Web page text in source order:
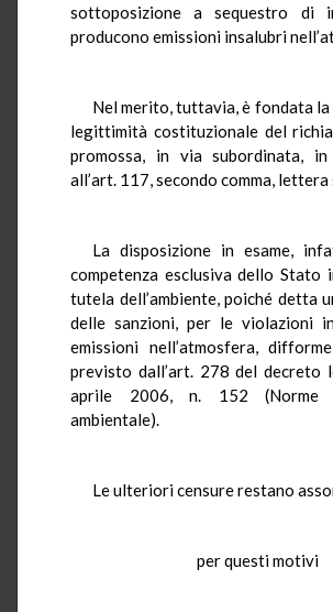
sottoposizione a sequestro di
producono emissioni insalubri
Nel merito, tuttavia, è fondata
legittimità costituzionale del
promossa, in via subordinata,
all’art. 117, secondo comma, lettera
La disposizione in esame,
competenza esclusiva dello Stato
tutela dell’ambiente, poiché detta
delle sanzioni, per le violazioni
emissioni nell’atmosfera,
previsto dall’art. 278 del decreto
aprile 2006, n. 152 (Norme
ambientale).
Le ulteriori censure restano
per questi motivi